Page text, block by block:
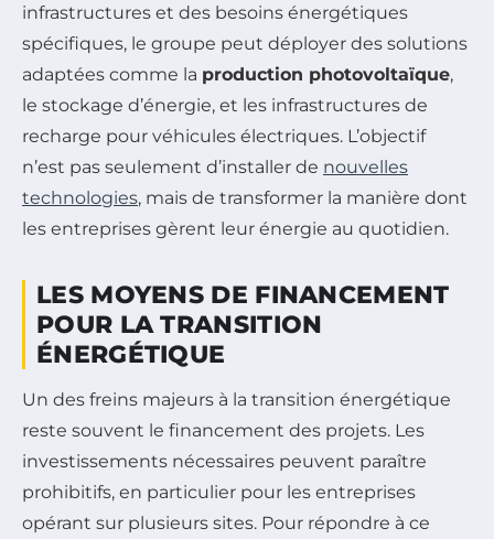
infrastructures et des besoins énergétiques
spécifiques, le groupe peut déployer des solutions
adaptées comme la production photovoltaïque,
le stockage d’énergie, et les infrastructures de
recharge pour véhicules électriques. L’objectif
n’est pas seulement d’installer de nouvelles
technologies, mais de transformer la manière dont
les entreprises gèrent leur énergie au quotidien.
LES MOYENS DE FINANCEMENT
POUR LA TRANSITION
ÉNERGÉTIQUE
Un des freins majeurs à la transition énergétique
reste souvent le financement des projets. Les
investissements nécessaires peuvent paraître
prohibitifs, en particulier pour les entreprises
opérant sur plusieurs sites. Pour répondre à ce